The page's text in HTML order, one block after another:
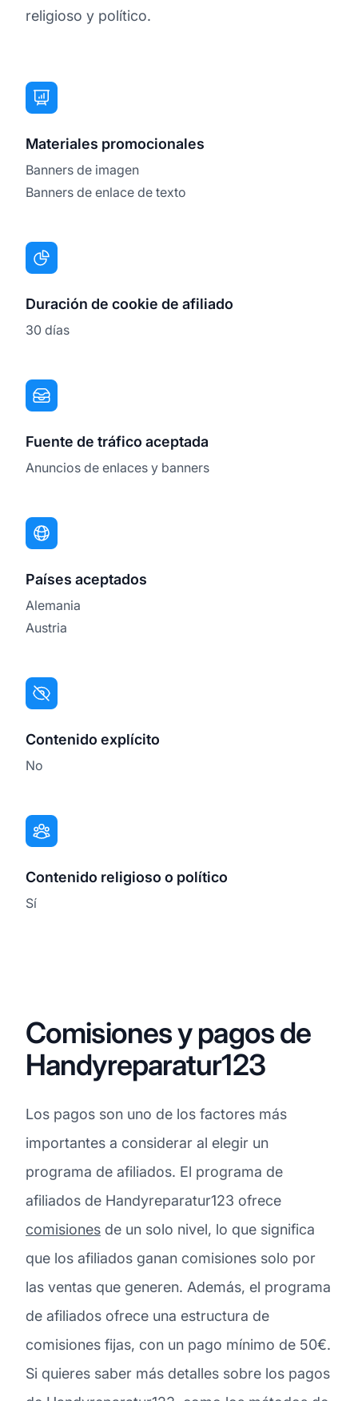
religioso y político.
Materiales promocionales
Banners de imagen
Banners de enlace de texto
Duración de cookie de afiliado
30 días
Fuente de tráfico aceptada
Anuncios de enlaces y banners
Países aceptados
Alemania
Austria
Contenido explícito
No
Contenido religioso o político
Sí
Comisiones y pagos de
Handyreparatur123
Los pagos son uno de los factores más
importantes a considerar al elegir un
programa de afiliados. El programa de
afiliados de Handyreparatur123 ofrece
comisiones de un solo nivel, lo que significa
que los afiliados ganan comisiones solo por
las ventas que generen. Además, el programa
de afiliados ofrece una estructura de
comisiones fijas, con un pago mínimo de 50€.
Si quieres saber más detalles sobre los pagos